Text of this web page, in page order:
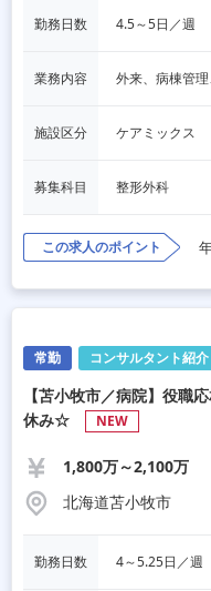
勤務日数 4.5～5日／週
業務内容 外来、病棟管
施設区分 ケアミックス
募集科目 整形外科
この求人のポイント
常勤 コンサルタント紹介
【苫小牧市／病院】役職
休み☆
NEW
1,800万～2,100万
北海道苫小牧市
勤務日数 4～5.25日／週